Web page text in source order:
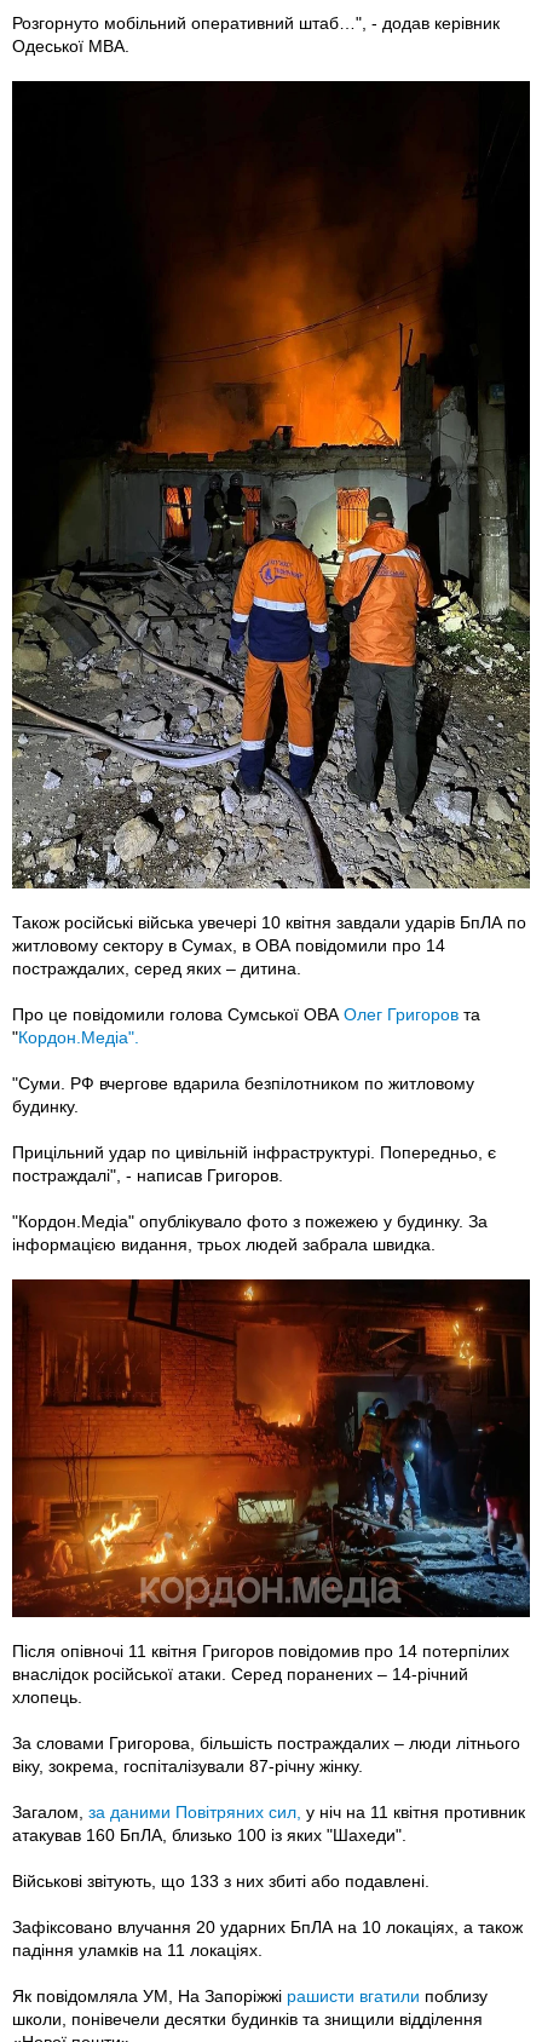
Розгорнуто мобільний оперативний штаб…", - додав керівник
Одеської МВА.
Також російські війська увечері 10 квітня завдали ударів БпЛА по
житловому сектору в Сумах, в ОВА повідомили про 14
постраждалих, серед яких – дитина.
Про це повідомили голова Сумської ОВАОлег Григоров та
"Кордон.Медіа".
"Суми. РФ вчергове вдарила безпілотником по житловому
будинку.
Прицільний удар по цивільній інфраструктурі. Попередньо, є
постраждалі", - написав Григоров.
"Кордон.Медіа" опублікувало фото з пожежею у будинку. За
інформацією видання, трьох людей забрала швидка.
Після опівночі 11 квітня Григоров повідомив про 14 потерпілих
внаслідок російської атаки. Серед поранених – 14-річний
хлопець.
За словами Григорова, більшість постраждалих – люди літнього
віку, зокрема, госпіталізували 87-річну жінку.
Загалом, за даними Повітряних сил, у ніч на 11 квітня противник
атакував 160 БпЛА, близько 100 із яких "Шахеди".
Військові звітують, що 133 з них збиті або подавлені.
Зафіксовано влучання 20 ударних БпЛА на 10 локаціях, а також
падіння уламків на 11 локаціях.
Як повідомляла УМ, На Запоріжжі рашисти вгатили поблизу
школи, понівечели десятки будинків та знищили відділення